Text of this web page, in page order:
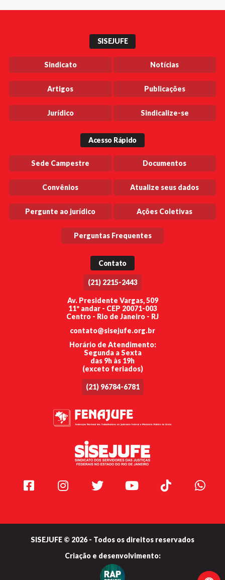
SISEJUFE
Sindicato Notícias
Artigos Publicações
Jurídico Sindicalize-se
Acesso Rápido
Sede Campestre Documentos
Convênios Atualize seus dados
Pergunte ao jurídico Ações Coletivas
Perguntas Frequentes
Contato
(21) 2215-2443
Av. Presidente Vargas, 509
11º andar - CEP 20071-003
Centro - Rio de Janeiro - RJ
contato@sisejufe.org.br
Horário de Atendimento:
Segunda a Sexta
das 9h às 19h
(exceto feriados)
(21) 96784-6781
Facebook Instagram Twitter Youtube TikTok
SISEJUFE © 2026 - Todos os direitos reservados
Criação e desenvolvimento: